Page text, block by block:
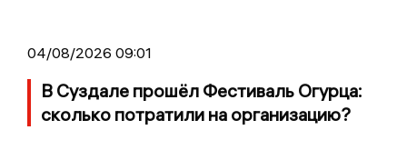
04/08/2026 09:01
В Суздале прошёл Фестиваль Огурца:
сколько потратили на организацию?